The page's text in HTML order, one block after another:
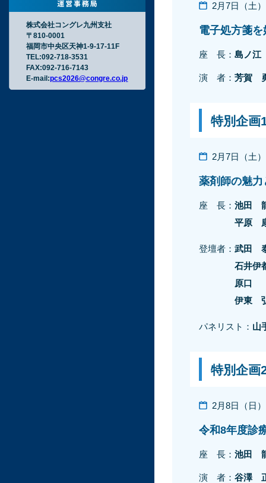
株式会社コングレ九州支社
〒810-0001
福岡市中央区天神1-9-17-11F
TEL:092-718-3531
FAX:092-716-7143
E-mail:pcs2026@congre.co.jp
2月7日（土
電子処方箋
座 長： 島ノ
演 者： 芳賀
特別企画
2月7日（土
薬剤師の魅
座 長： 池田
平原
登壇者： 武田
石井伊
原口
伊東
パネリスト： 山
特別企
2月8日（日
令和8年度診
座 長： 池田
演 者： 谷澤